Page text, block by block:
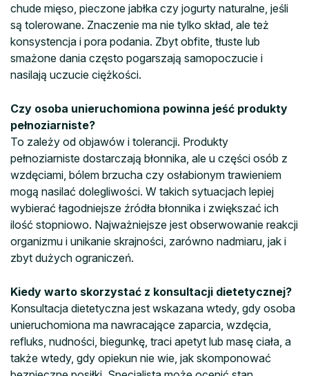
chude mięso, pieczone jabłka czy jogurty naturalne, jeśli
są tolerowane. Znaczenie ma nie tylko skład, ale też
konsystencja i pora podania. Zbyt obfite, tłuste lub
smażone dania często pogarszają samopoczucie i
nasilają uczucie ciężkości.
Czy osoba unieruchomiona powinna jeść produkty
pełnoziarniste?
To zależy od objawów i tolerancji. Produkty
pełnoziarniste dostarczają błonnika, ale u części osób z
wzdęciami, bólem brzucha czy osłabionym trawieniem
mogą nasilać dolegliwości. W takich sytuacjach lepiej
wybierać łagodniejsze źródła błonnika i zwiększać ich
ilość stopniowo. Najważniejsze jest obserwowanie reakcji
organizmu i unikanie skrajności, zarówno nadmiaru, jak i
zbyt dużych ograniczeń.
Kiedy warto skorzystać z konsultacji dietetycznej?
Konsultacja dietetyczna jest wskazana wtedy, gdy osoba
unieruchomiona ma nawracające zaparcia, wzdęcia,
refluks, nudności, biegunkę, traci apetyt lub masę ciała, a
także wtedy, gdy opiekun nie wie, jak skomponować